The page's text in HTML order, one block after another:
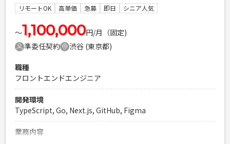
リモートOK 高単価 急募 即日 シニア人気
〜1,100,000円/月（固定)
準委任契約
渋谷 (東京都)
職種
フロントエンドエンジニア
開発環境
TypeScript, Go, Next.js, GitHub, Figma
業務内容